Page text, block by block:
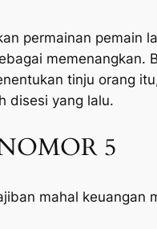
permainan
memenangkan.
tinju orang
disesi yang lalu.
5
mahal keuangan